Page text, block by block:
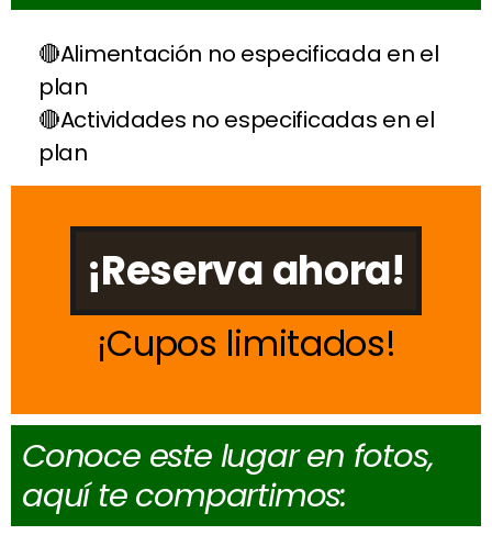
Alimentación no especificada en el
plan
Actividades no especificadas en el
plan
¡Reserva ahora!
Cupos limitados
Conoce este lugar en fotos,
aquí te compartimos: